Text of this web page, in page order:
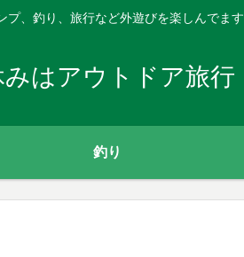
プ、釣り、旅行など外遊びを楽しんでます
みはアウトドア旅行
釣り